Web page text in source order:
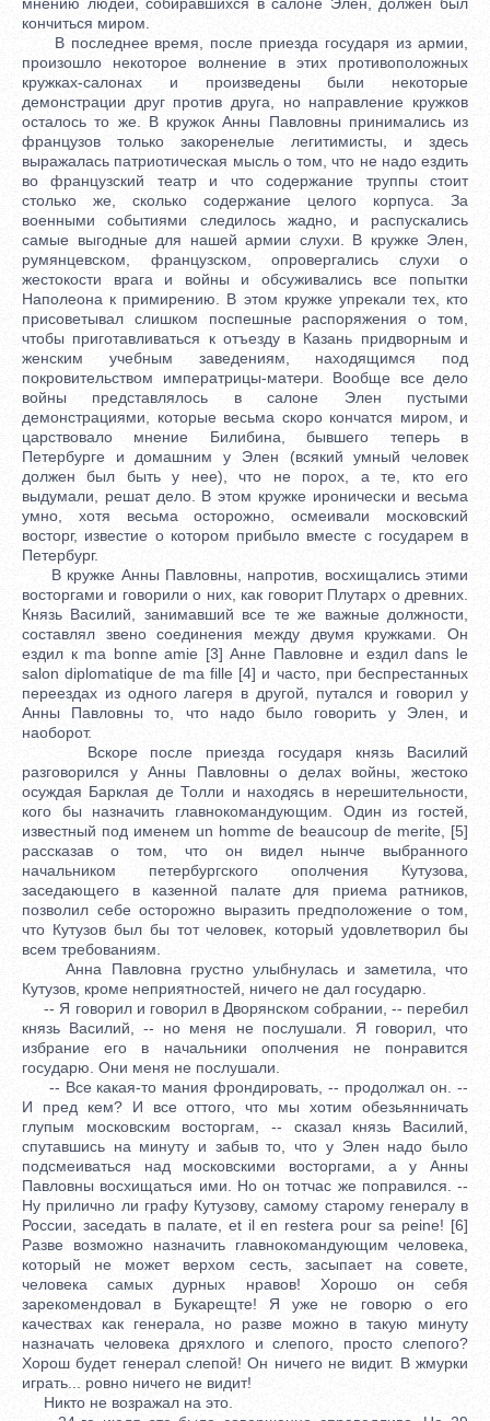
кончиться миром.
В последнее время, после приезда государя из армии,
произошло некоторое волнение в этих противоположных
кружках-салонах и произведены были некоторые
демонстрации друг против друга, но направление кружков
осталось то же. В кружок Анны Павловны принимались из
французов только закоренелые легитимисты, и здесь
выражалась патриотическая мысль о том, что не надо ездить
во французский театр и что содержание труппы стоит
столько же, сколько содержание целого корпуса. За
военными событиями следилось жадно, и распускались
самые выгодные для нашей армии слухи. В кружке Элен,
румянцевском, французском, опровергались слухи о
жестокости врага и войны и обсуживались все попытки
Наполеона к примирению. В этом кружке упрекали тех, кто
присоветывал слишком поспешные распоряжения о том,
чтобы приготавливаться к отъезду в Казань придворным и
женским учебным заведениям, находящимся под
покровительством императрицы-матери. Вообще все дело
войны представлялось в салоне Элен пустыми
демонстрациями, которые весьма скоро кончатся миром, и
царствовало мнение Билибина, бывшего теперь в
Петербурге и домашним у Элен (всякий умный человек
должен был быть у нее), что не порох, а те, кто его
выдумали, решат дело. В этом кружке иронически и весьма
умно, хотя весьма осторожно, осмеивали московский
восторг, известие о котором прибыло вместе с государем в
Петербург.
В кружке Анны Павловны, напротив, восхищались этими
восторгами и говорили о них, как говорит Плутарх о древних.
Князь Василий, занимавший все те же важные должности,
составлял звено соединения между двумя кружками. Он
ездил к ma bonne amie [3] Анне Павловне и ездил dans le
salon diplomatique de ma fille [4] и часто, при беспрестанных
переездах из одного лагеря в другой, путался и говорил у
Анны Павловны то, что надо было говорить у Элен, и
наоборот.
Вскоре после приезда государя князь Василий
разговорился у Анны Павловны о делах войны, жестоко
осуждая Барклая де Толли и находясь в нерешительности,
кого бы назначить главнокомандующим. Один из гостей,
известный под именем un homme de beaucoup de merite, [5]
рассказав о том, что он видел нынче выбранного
начальником петербургского ополчения Кутузова,
заседающего в казенной палате для приема ратников,
позволил себе осторожно выразить предположение о том,
что Кутузов был бы тот человек, который удовлетворил бы
всем требованиям.
Анна Павловна грустно улыбнулась и заметила, что
Кутузов, кроме неприятностей, ничего не дал государю.
-- Я говорил и говорил в Дворянском собрании, -- перебил
князь Василий, -- но меня не послушали. Я говорил, что
избрание его в начальники ополчения не понравится
государю. Они меня не послушали.
-- Все какая-то мания фрондировать, -- продолжал он. --
И пред кем? И все оттого, что мы хотим обезьянничать
глупым московским восторгам, -- сказал князь Василий,
спутавшись на минуту и забыв то, что у Элен надо было
подсмеиваться над московскими восторгами, а у Анны
Павловны восхищаться ими. Но он тотчас же поправился. --
Ну прилично ли графу Кутузову, самому старому генералу в
России, заседать в палате, et il en restera pour sa peine! [6]
Разве возможно назначить главнокомандующим человека,
который не может верхом сесть, засыпает на совете,
человека самых дурных нравов! Хорошо он себя
зарекомендовал в Букарещте! Я уже не говорю о его
качествах как генерала, но разве можно в такую минуту
назначать человека дряхлого и слепого, просто слепого?
Хорош будет генерал слепой! Он ничего не видит. В жмурки
играть... ровно ничего не видит!
Никто не возражал на это.